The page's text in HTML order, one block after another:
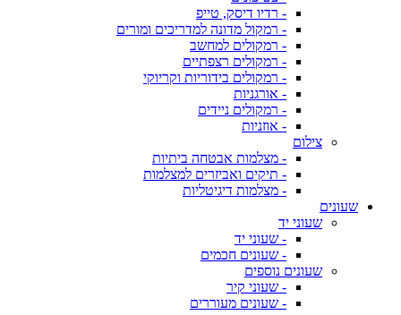
- רדיו דיסק, טייפ
- רמקול מדונה למדריכים ומורים
- רמקולים למחשב
- רמקולים רצפתיים
- רמקולים בידוריות וקריוקי
- אורגניות
- רמקולים ניידים
- אוזניות
צילום
- מצלמות אבטחה ביתיות
- תיקים ואביזרים למצלמות
- מצלמות דיגיטליות
שעונים
שעוני יד
- שעוני יד
- שעונים חכמים
שעונים נוספים
- שעוני קיר
- שעונים מעוררים